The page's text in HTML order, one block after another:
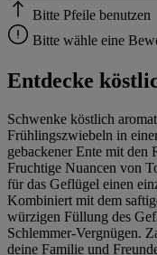
Bitte Pfeile benutzen
Bitte wähle eine
Entdecke
Schwenke köstlich
Frühlingszwiebeln in
gebackener Ente mit den
Fruchtige Nuancen von
für das Geflügel einen
Kombiniert mit dem
würzigen Füllung des
Schlemmer-Vergnügen.
deine Familie und